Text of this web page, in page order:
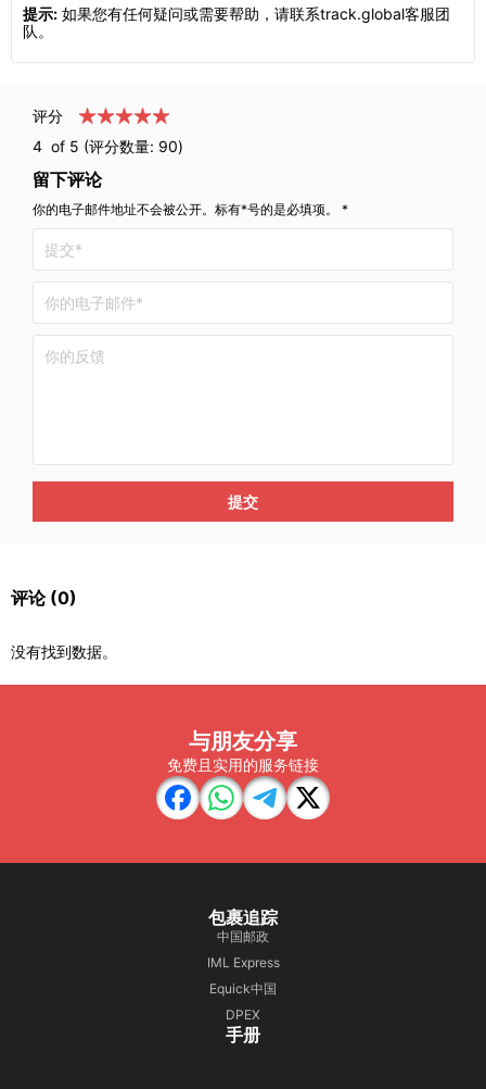
提示: 如果您有任何疑问或需要帮助，请联系track.global客服团
队。
评分
4 of 5 (评分数量: 90)
留下评论
你的电子邮件地址不会被公开。标有*号的是必填项。 *
提交
评论 (0)
没有找到数据。
与朋友分享
免费且实用的服务链接
包裹追踪
中国邮政
IML Express
Equick中国
DPEX
手册